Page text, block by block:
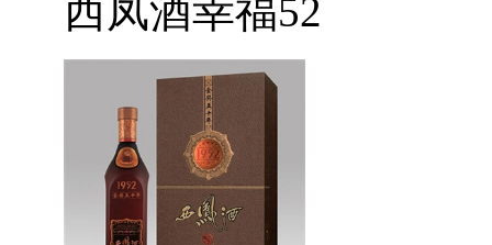
西凤酒幸福52